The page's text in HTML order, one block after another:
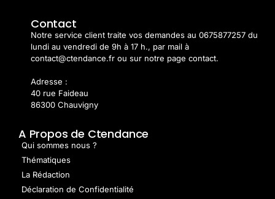
Contact
Notre service client traite vos demandes au 0675877257 du
lundi au vendredi de 9h à 17 h., par mail à
contact@ctendance.fr ou sur notre page contact.
Adresse :
40 rue Faideau
86300 Chauvigny
A Propos de Ctendance
Qui sommes nous ?
Thématiques
La Rédaction
Déclaration de Confidentialité